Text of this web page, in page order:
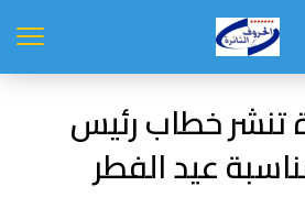
تنشر خطاب رئيس
عيد الفطر